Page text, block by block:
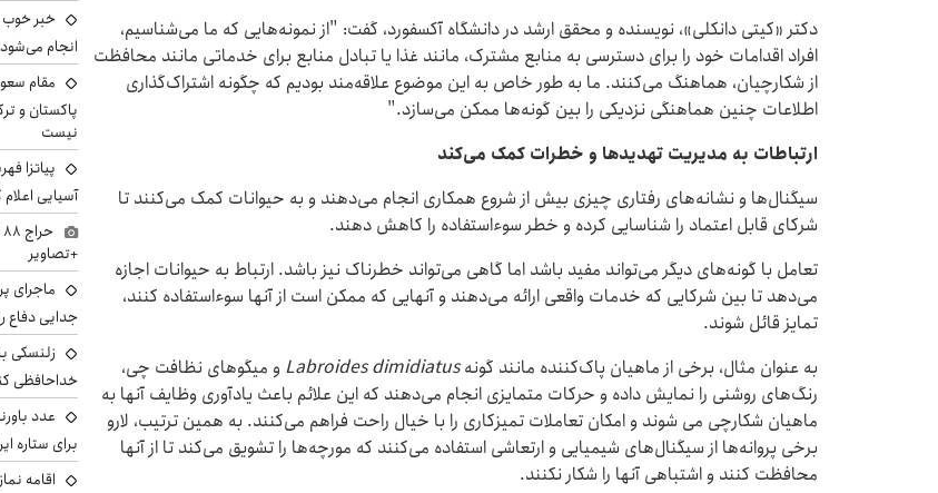
دکتر «کیتی دانکلی»، نویسنده و محقق ارشد در دانشگاه آکسفورد، گفت: "از نمونه‌هایی که ما می‌شناسیم،
افراد اقدامات خود را برای دسترسی به منابع مشترک، مانند غذا یا تبادل منابع برای خدماتی مانند محافظت
از شکارچیان، هماهنگ می‌کنند. ما به طور خاص به این موضوع علاقه‌مند بودیم که چگونه اشتراک‌گذاری
اطلاعات چنین هماهنگی نزدیکی را بین گونه‌ها ممکن می‌سازد."
ارتباطات به مدیریت تهدیدها و خطرات کمک می‌کند
سیگنال‌ها و نشانه‌های رفتاری چیزی بیش از شروع همکاری انجام می‌دهند و به حیوانات کمک می‌کنند تا
شرکای قابل اعتماد را شناسایی کرده و خطر سوءاستفاده را کاهش دهند.
تعامل با گونه‌های دیگر می‌تواند مفید باشد اما گاهی می‌تواند خطرناک نیز باشد. ارتباط به حیوانات اجازه
می‌دهد تا بین شرکایی که خدمات واقعی ارائه می‌دهند و آنهایی که ممکن است از آنها سوءاستفاده کنند،
تمایز قائل شوند.
به عنوان مثال، برخی از ماهیان پاک‌کننده مانند گونهLabroides dimidiatus و میگوهای نظافت چی،
رنگ‌های روشنی را نمایش داده و حرکات متمایزی انجام می‌دهند که این علائم باعث یادآوری وظایف آنها به
ماهیان شکارچی می شوند و امکان تعاملات تمیزکاری را با خیال راحت فراهم می‌کنند. به همین ترتیب، لارو
برخی پروانه‌ها از سیگنال‌های شیمیایی و ارتعاشی استفاده می‌کنند که مورچه‌ها را تشویق می‌کند تا از آنها
محافظت کنند و اشتباهی آنها را شکار نکنند.
خبر خوب
انجام می‌شود
مقام
پاکستان و
نیست
پیاتزا
آسیایی اعلام
+تصاویر
ماجرای
جدایی
زلنسکی
خداحافظی
عدد
برای ستاره
اقامه